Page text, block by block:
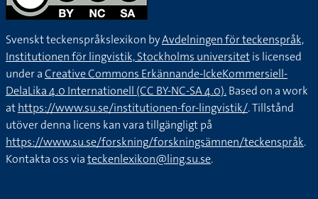
Svenskt teckenspråkslexikon byAvdelningen för teckenspråk,
Institutionen för lingvistik, Stockholms universitetis licensed
under aCreative Commons Erkännande-IckeKommersiell-
DelaLika 4.0 Internationell (CC BY-NC-SA 4.0).Based on a work
athttps://www.su.se/institutionen-for-lingvistik/. Tillstånd
utöver denna licens kan vara tillgängligt på
https://www.su.se/forskning/forskningsämnen/teckenspråk.
Kontakta oss viateckenlexikon@ling.su.se.